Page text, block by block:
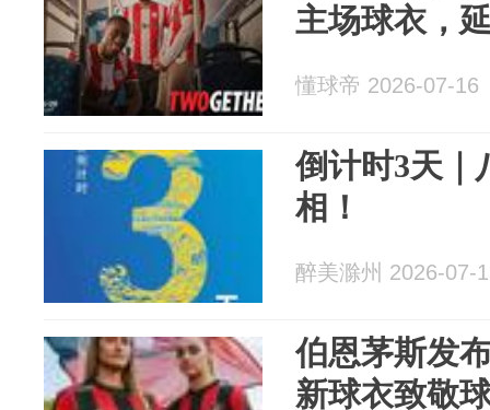
主场球衣，
懂球帝 2026-07-16
倒计时3天｜
相！
醉美滁州 2026-07-
伯恩茅斯发
新球衣致敬